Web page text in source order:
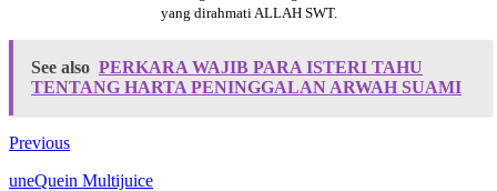
yang dirahmati ALLAH SWT.
See also PERKARA WAJIB PARA ISTERI TAHU
TENTANG HARTA PENINGGALAN ARWAH SUAMI
Previous
uneQuein Multijuice